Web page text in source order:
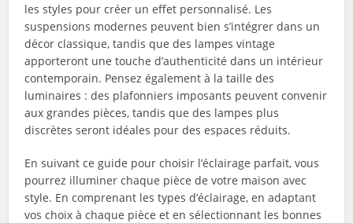
les styles pour créer un effet personnalisé. Les
suspensions modernes peuvent bien s’intégrer dans un
décor classique, tandis que des lampes vintage
apporteront une touche d’authenticité dans un intérieur
contemporain. Pensez également à la taille des
luminaires : des plafonniers imposants peuvent convenir
aux grandes pièces, tandis que des lampes plus
discrètes seront idéales pour des espaces réduits.
En suivant ce guide pour choisir l’éclairage parfait, vous
pourrez illuminer chaque pièce de votre maison avec
style. En comprenant les types d’éclairage, en adaptant
vos choix à chaque pièce et en sélectionnant les bonnes